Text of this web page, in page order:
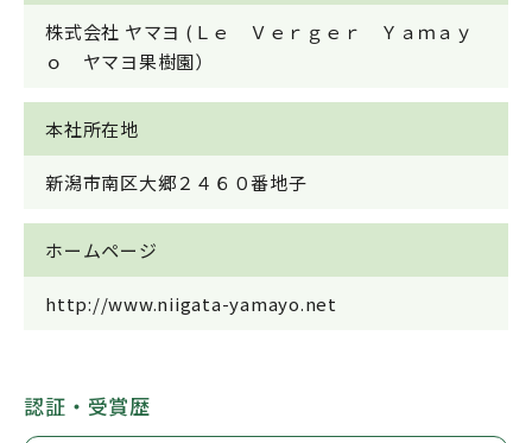
株式会社 ヤマヨ (Ｌｅ Ｖｅｒｇｅｒ Ｙａｍａｙ
ｏ ヤマヨ果樹園）
本社所在地
新潟市南区大郷２４６０番地子
ホームページ
http://www.niigata-yamayo.net
認証・受賞歴